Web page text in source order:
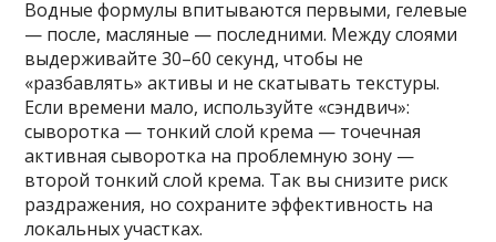
Водные формулы впитываются первыми, гелевые
— после, масляные — последними. Между слоями
выдерживайте 30–60 секунд, чтобы не
«разбавлять» активы и не скатывать текстуры.
Если времени мало, используйте «сэндвич»:
сыворотка — тонкий слой крема — точечная
активная сыворотка на проблемную зону —
второй тонкий слой крема. Так вы снизите риск
раздражения, но сохраните эффективность на
локальных участках.